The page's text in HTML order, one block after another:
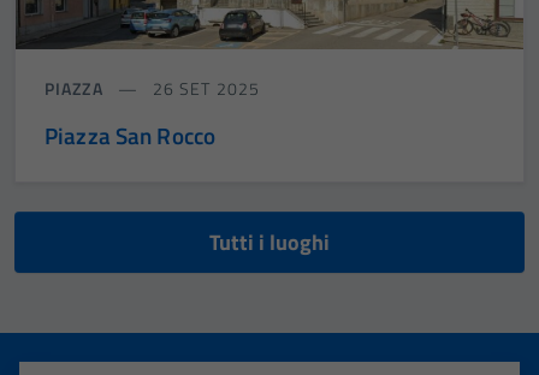
PIAZZA 26 SET 2025
Piazza San Rocco
Tutti i luoghi